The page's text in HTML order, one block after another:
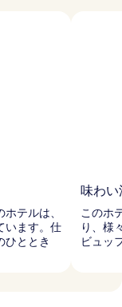
テルは、
います。仕
ひととき
味わい
このホ
り、様
ビュッ